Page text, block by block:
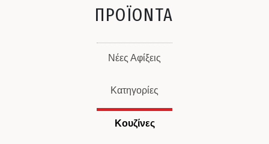
ΠΡΟΪΟΝΤΑ
Νέες Αφίξεις
Κατηγορίες
Κουζίνες